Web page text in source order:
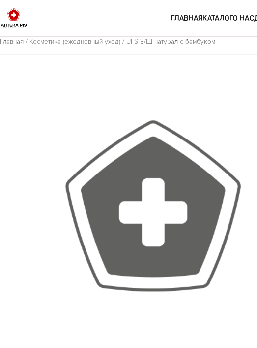
ГЛАВНАЯКАТАЛОГО НАС
Главная / Косметика (ежедневный уход) / UFS З/Щ натурал с бамбуком